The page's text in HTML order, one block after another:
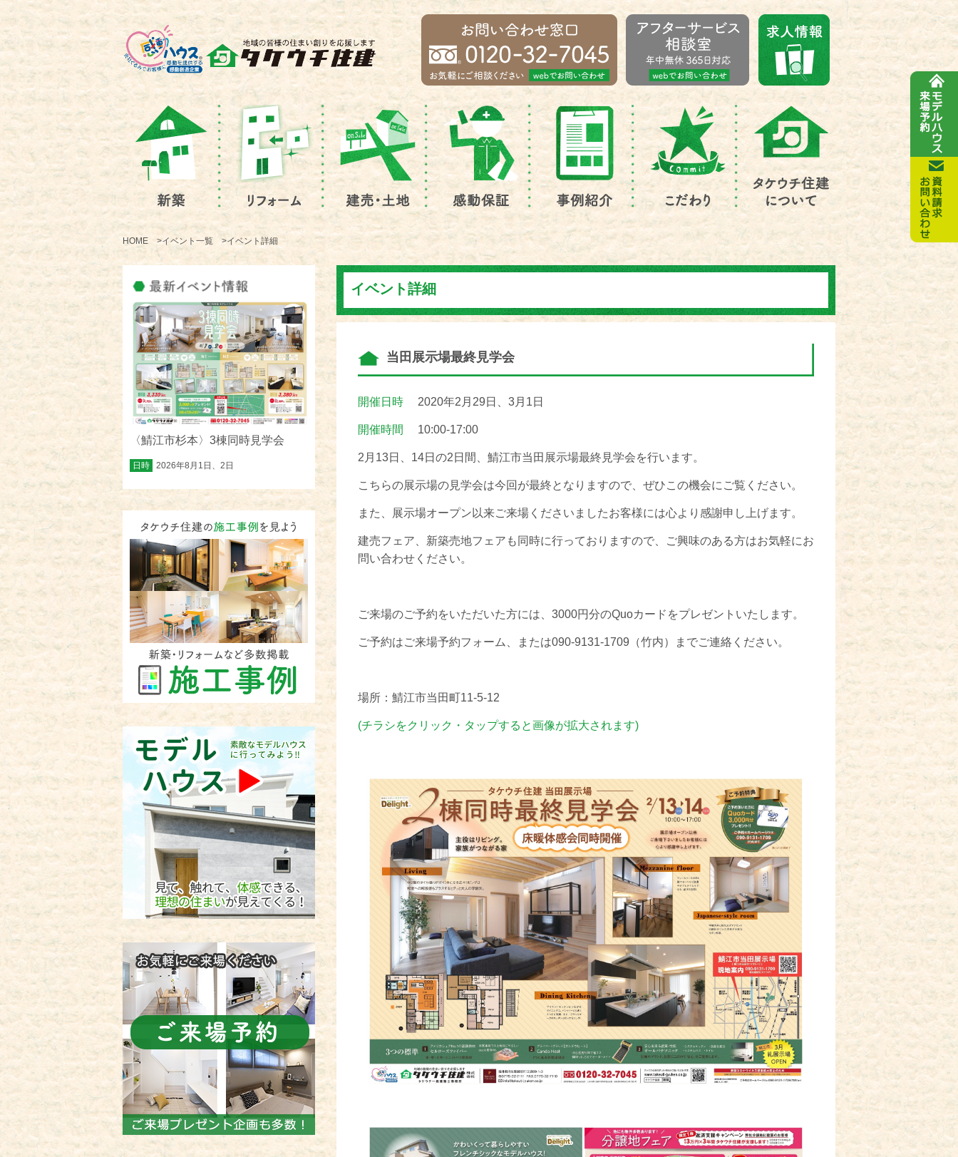
HOME >イベント一覧 >イベント詳細
〈鯖江市杉本〉3棟同時見学会
日時 2026年8月1日、2日
イベント詳細
当田展示場最終見学会
開催日時 2020年2月29日、3月1日
開催時間 10:00-17:00
2月13日、14日の2日間、鯖江市当田展示場最終見学会を行います。
こちらの展示場の見学会は今回が最終となりますので、ぜひこの機会にご覧ください。
また、展示場オープン以来ご来場くださいましたお客様には心より感謝申し上げます。
建売フェア、新築売地フェアも同時に行っておりますので、ご興味のある方はお気軽にお
問い合わせください。
ご来場のご予約をいただいた方には、3000円分のQuoカードをプレゼントいたします。
ご予約はご来場予約フォーム、または090-9131-1709（竹内）までご連絡ください。
場所：鯖江市当田町11-5-12
(チラシをクリック・タップすると画像が拡大されます)